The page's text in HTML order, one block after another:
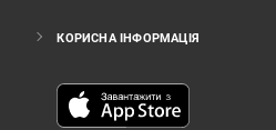
КОРИСНА ІНФОРМАЦІЯ